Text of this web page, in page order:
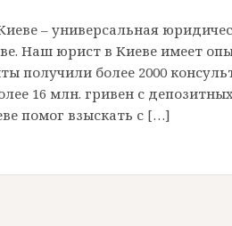
– универсальная
Наш юрист в Киеве имеет
получили более 2000
16 млн. гривен с
помог взыскать с […]